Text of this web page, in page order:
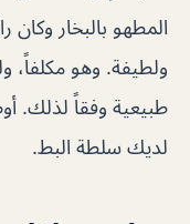
المطهو بالبخار وكان
ولطيفة. وهو مكلفاً،
طبيعية وفقاً لذلك.
لديك سلطة البط.